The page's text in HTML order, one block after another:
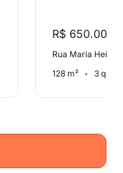
R$ 650.000
Rua Maria
128 m²
3